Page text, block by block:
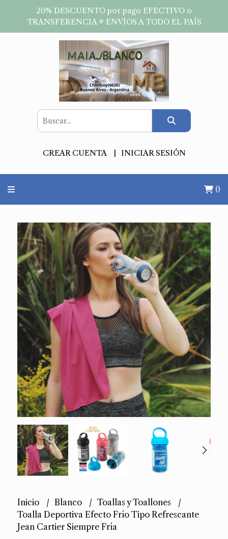
20% DESCUENTO por pago EFECTIVO o
TRANSFERENCIA # ENVÍOS A TODO EL PAÍS
CREAR CUENTA INICIAR SESIÓN
0
Inicio Blanco
Toallas y Toallones
Toalla Deportiva Efecto Frío Tipo Refrescante
Jean Cartier Siempre Fría